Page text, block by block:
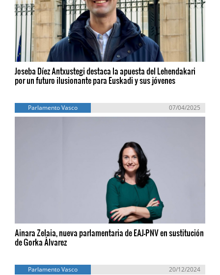
Joseba Díez Antxustegi destaca la apuesta del Lehendakari
por un futuro ilusionante para Euskadi y sus jóvenes
Parlamento Vasco 07/04/2025
Ainara Zelaia, nueva parlamentaria de EAJ-PNV en sustitución
de Gorka Álvarez
Parlamento Vasco 20/12/2024